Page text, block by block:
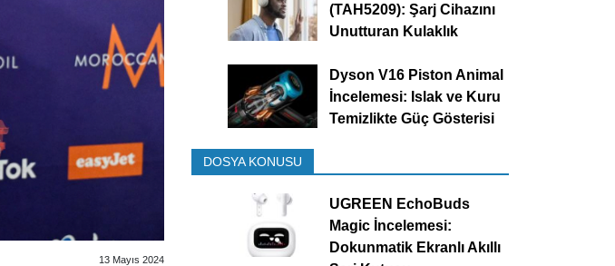
13 Mayıs 2024
(TAH5209): Şarj Cihazını
Unutturan Kulaklık
Dyson V16 Piston Animal
İncelemesi: Islak ve Kuru
Temizlikte Güç Gösterisi
DOSYA KONUSU
UGREEN EchoBuds
Magic İncelemesi:
Dokunmatik Ekranlı Akıllı